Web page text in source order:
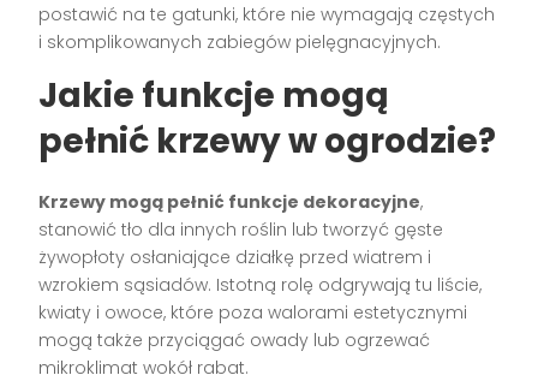
postawić na te gatunki, które nie wymagają częstych
i skomplikowanych zabiegów pielęgnacyjnych.
Jakie funkcje mogą
pełnić krzewy w ogrodzie?
Krzewy mogą pełnić funkcje dekoracyjne,
stanowić tło dla innych roślin lub tworzyć gęste
żywopłoty osłaniające działkę przed wiatrem i
wzrokiem sąsiadów. Istotną rolę odgrywają tu liście,
kwiaty i owoce, które poza walorami estetycznymi
mogą także przyciągać owady lub ogrzewać
mikroklimat wokół rabat.